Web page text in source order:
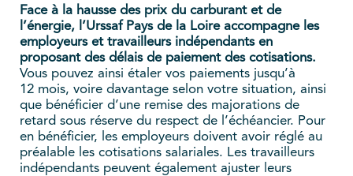
Face à la hausse des prix du carburant et de
l’énergie, l’Urssaf Pays de la Loire accompagne les
employeurs et travailleurs indépendants en
proposant des délais de paiement des cotisations.
Vous pouvez ainsi étaler vos paiements jusqu’à
12 mois, voire davantage selon votre situation, ainsi
que bénéficier d’une remise des majorations de
retard sous réserve du respect de l’échéancier. Pour
en bénéficier, les employeurs doivent avoir réglé au
préalable les cotisations salariales. Les travailleurs
indépendants peuvent également ajuster leurs